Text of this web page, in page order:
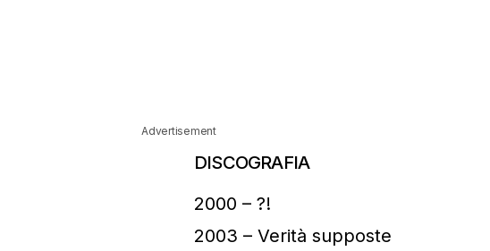
Advertisement
DISCOGRAFIA
2000 – ?!
2003 – Verità supposte